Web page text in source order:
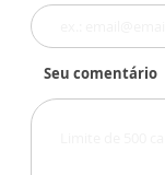
Seu comentário